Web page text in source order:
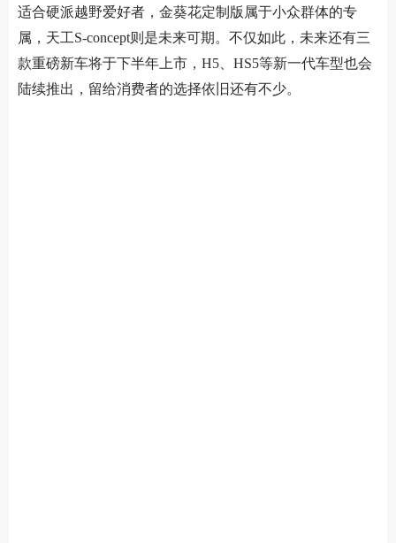
适合硬派越野爱好者，金葵花定制版属于小众群体的专
属，天工S-concept则是未来可期。不仅如此，未来还有三
款重磅新车将于下半年上市，H5、HS5等新一代车型也会
陆续推出，留给消费者的选择依旧还有不少。